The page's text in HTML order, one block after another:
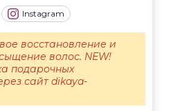
Instagram
восстановление и
волос. NEW!
подарочных
сайт dikaya-